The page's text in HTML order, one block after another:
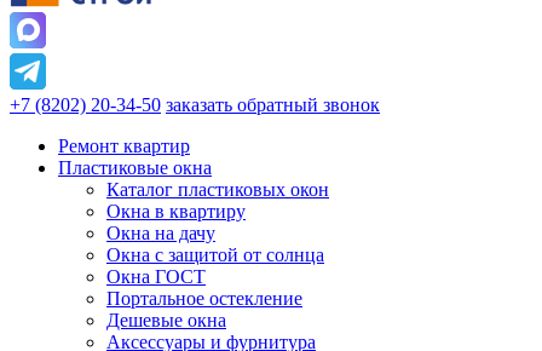
+7 (8202) 20-34-50 заказать обратный звонок
Ремонт квартир
Пластиковые окна
Каталог пластиковых окон
Окна в квартиру
Окна на дачу
Окна с защитой от солнца
Окна ГОСТ
Портальное остекление
Дешевые окна
Аксессуары и фурнитура